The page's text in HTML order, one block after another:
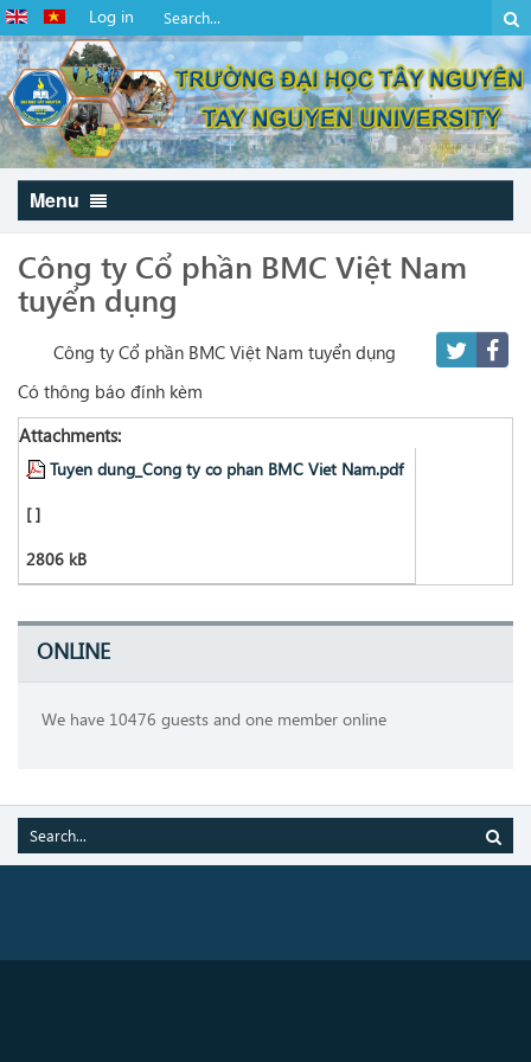
Log in
Menu
Công ty Cổ phần BMC Việt Nam
tuyển dụng
Công ty Cổ phần BMC Việt Nam tuyển dụng
Có thông báo đính kèm
Attachments:
Tuyen dung_Cong ty co phan BMC Viet Nam.pdf
[ ]
2806 kB
ONLINE
We have 10476 guests and one member online